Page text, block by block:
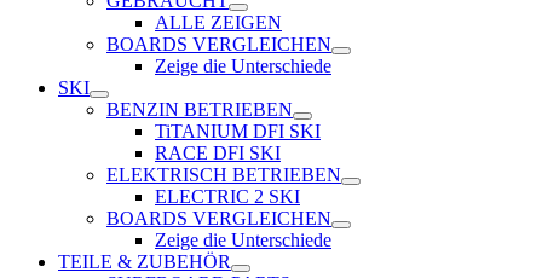
ALLE ZEIGEN
BOARDS VERGLEICHEN
Zeige die Unterschiede
SKI
BENZIN BETRIEBEN
TiTANIUM DFI SKI
RACE DFI SKI
ELEKTRISCH BETRIEBEN
ELECTRIC 2 SKI
BOARDS VERGLEICHEN
Zeige die Unterschiede
TEILE & ZUBEHÖR